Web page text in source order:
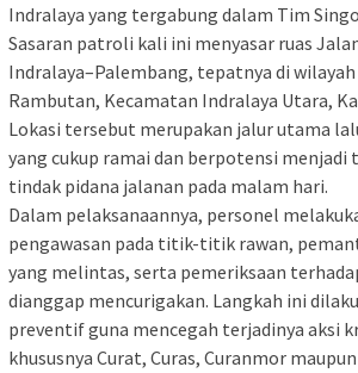
Indralaya yang tergabung dalam Tim
Sasaran patroli kali ini menyasar ruas
Indralaya–Palembang, tepatnya di wilayah
Rambutan, Kecamatan Indralaya Utara,
Lokasi tersebut merupakan jalur utama
yang cukup ramai dan berpotensi
tindak pidana jalanan pada malam hari.
Dalam pelaksanaannya, personel
pengawasan pada titik-titik rawan,
yang melintas, serta pemeriksaan
dianggap mencurigakan. Langkah ini
preventif guna mencegah terjadinya aksi
khususnya Curat, Curas, Curanmor